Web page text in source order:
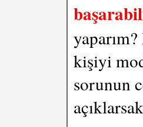
kişiyi
sorunun